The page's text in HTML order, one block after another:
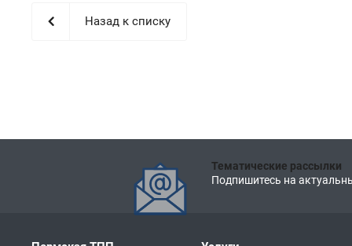
Назад к списку
Тематические рассылки
Подпишитесь на